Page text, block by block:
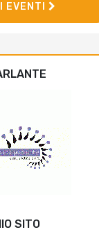
EVENTI
SITO